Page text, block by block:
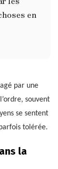
en
par une
souvent
se sentent
tolérée.
la